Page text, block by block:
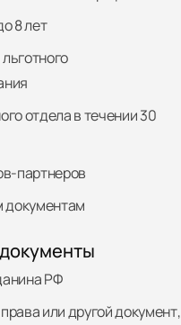
8 лет
отдела в течении 30
партнеров
документам
РФ
или другой документ,